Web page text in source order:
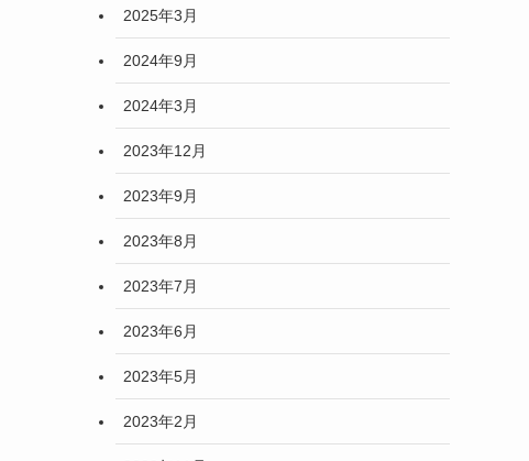
2025年3月
2024年9月
2024年3月
2023年12月
2023年9月
2023年8月
2023年7月
2023年6月
2023年5月
2023年2月